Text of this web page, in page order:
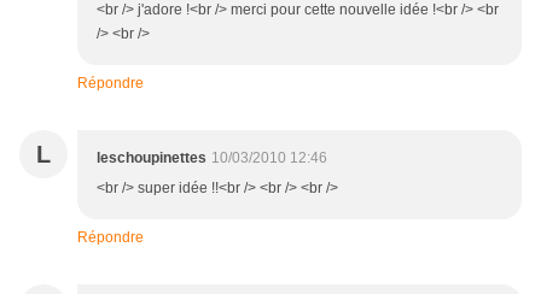
<br /> j'adore !<br /> merci pour cette nouvelle idée !<br /> <br
/> <br />
Répondre
L leschoupinettes 10/03/2010 12:46
<br /> super idée !!<br /> <br /> <br />
Répondre